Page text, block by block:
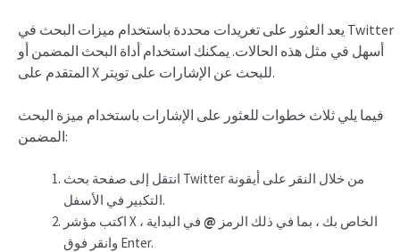
يعد العثور على تغريدات محددة باستخدام ميزات البحث في Twitter
أسهل في مثل هذه الحالات. يمكنك استخدام أداة البحث المضمن أو
المتقدم على X للبحث عن الإشارات على تويتر.
فيما يلي ثلاث خطوات للعثور على الإشارات باستخدام ميزة البحث
المضمن:
انتقل إلى صفحة بحث Twitter من خلال النقر على أيقونة
التكبير في الأسفل.
اكتب مؤشر X الخاص بك ، بما في ذلك الرمز @ في البداية ،
وانقر فوق Enter.